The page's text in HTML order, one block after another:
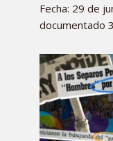
Fecha: 29 de
documentado